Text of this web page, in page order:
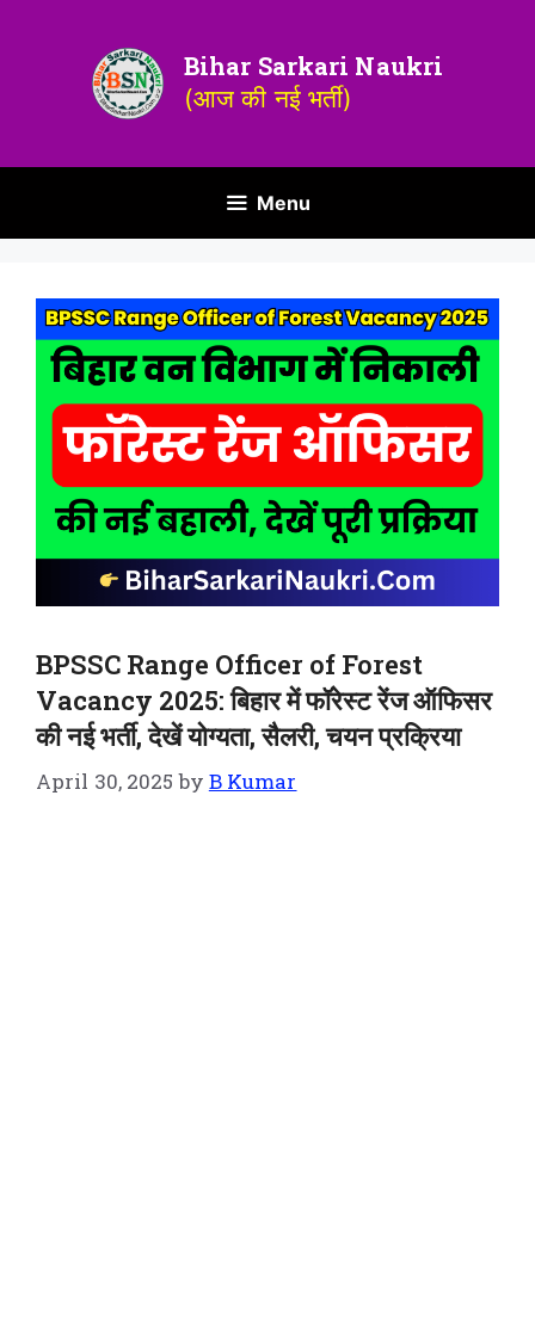
Bihar Sarkari Naukri
(आज की नई भर्ती)
Menu
BPSSC Range Officer of Forest
Vacancy 2025: बिहार में फॉरेस्ट रेंज ऑफिसर
की नई भर्ती, देखें योग्यता, सैलरी, चयन प्रक्रिया
April 30, 2025 by B Kumar